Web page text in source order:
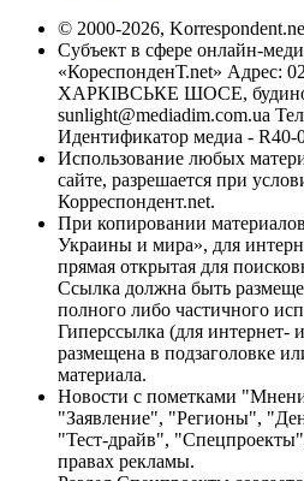
© 2000-2026,
Субъект в сфере онлайн-
«КореспонденТ.net» Адрес:
ХАРКІВСЬКЕ ШОСЕ,
sunlight@mediadim.com.ua
Идентификатор медиа - R40-
Использование любых
сайте, разрешается при
Корреспондент.net.
При копировании
Украины и мира», для
прямая открытая для
Ссылка должна быть
полного либо частичного
Гиперссылка (для интернет-
размещена в подзаголовке
материала.
Новости с пометками
"Заявление", "Регионы",
"Тест-драйв",
правах рекламы.